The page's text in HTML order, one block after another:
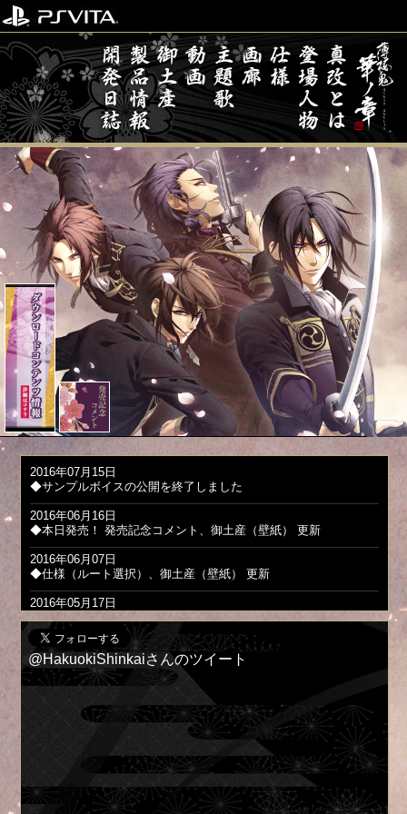
2016年07月15日
◆サンプルボイスの公開を終了しました
2016年06月16日
◆本日発売！発売記念コメント 、御土産（壁紙） 更新
2016年06月07日
◆仕様（ルート選択） 、御土産（壁紙） 更新
2016年05月17日
2016年05月10日
◆ 動画（プレイ動画）更新
2016年04月26日
動画（プレイ動画）、ダウンロードコンテンツ情報
2016年04月12日
◆ダウンロードコンテンツ情報更新
@HakuokiShinkaiさんのツイート